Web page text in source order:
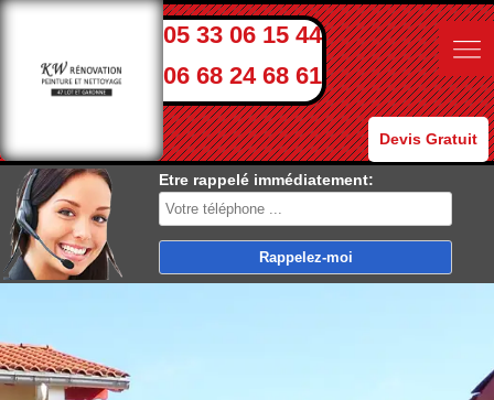
05 33 06 15 44
06 68 24 68 61
Devis Gratuit
Etre rappelé immédiatement: